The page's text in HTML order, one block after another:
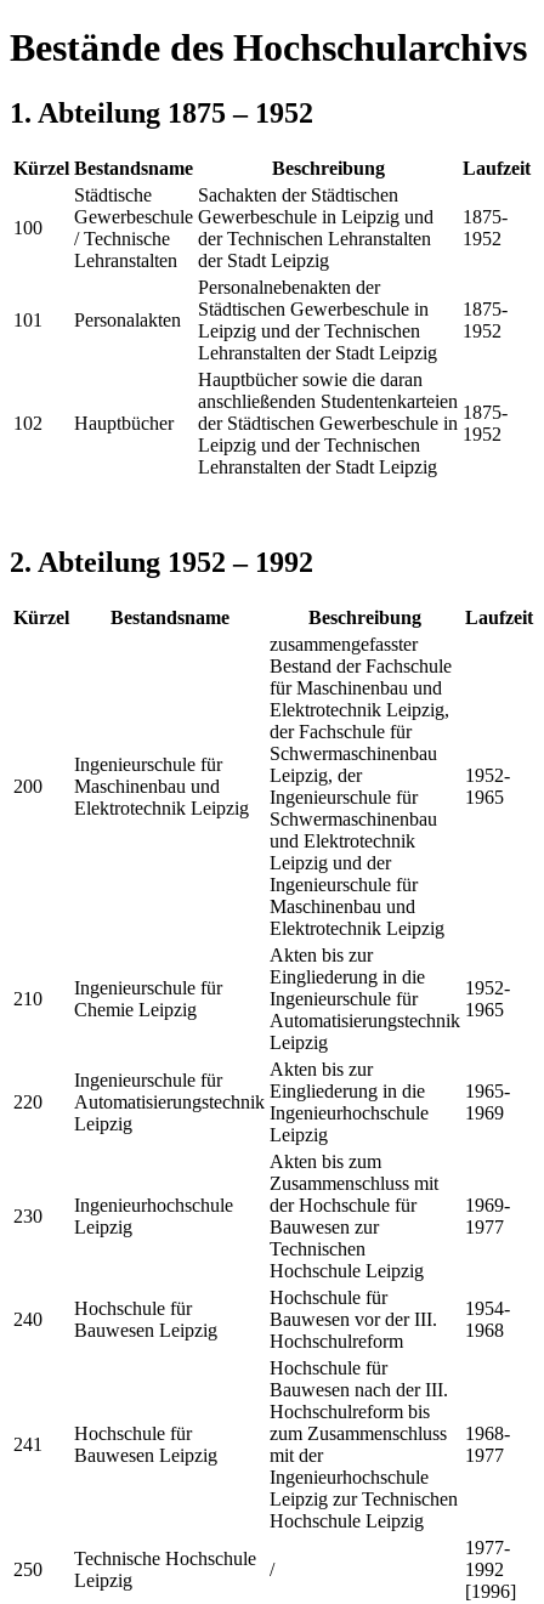
Bestände des Hochschularchivs
1. Abteilung 1875 – 1952
Kürzel Bestandsname Beschreibung Laufzeit
100
Städtische
Gewerbeschule
/ Technische
Lehranstalten
Sachakten der Städtischen
Gewerbeschule in Leipzig und
der Technischen Lehranstalten
der Stadt Leipzig
1875-
1952
101 Personalakten
Personalnebenakten der
Städtischen Gewerbeschule in
Leipzig und der Technischen
Lehranstalten der Stadt Leipzig
1875-
1952
102 Hauptbücher
Hauptbücher sowie die daran
anschließenden Studentenkarteien
der Städtischen Gewerbeschule in
Leipzig und der Technischen
Lehranstalten der Stadt Leipzig
1875-
1952
2. Abteilung 1952 – 1992
Kürzel Bestandsname Beschreibung Laufzeit
200
Ingenieurschule für
Maschinenbau und
Elektrotechnik Leipzig
zusammengefasster
Bestand der Fachschule
für Maschinenbau und
Elektrotechnik Leipzig,
der Fachschule für
Schwermaschinenbau
Leipzig, der
Ingenieurschule für
Schwermaschinenbau
und Elektrotechnik
Leipzig und der
Ingenieurschule für
Maschinenbau und
Elektrotechnik Leipzig
1952-
1965
210
Ingenieurschule für
Chemie Leipzig
Akten bis zur
Eingliederung in die
Ingenieurschule für
Automatisierungstechnik
Leipzig
1952-
1965
220
Ingenieurschule für
Automatisierungstechnik
Leipzig
Akten bis zur
Eingliederung in die
Ingenieurhochschule
Leipzig
1965-
1969
230
Ingenieurhochschule
Leipzig
Akten bis zum
Zusammenschluss mit
der Hochschule für
Bauwesen zur
Technischen
Hochschule Leipzig
1969-
1977
240
Hochschule für
Bauwesen Leipzig
Hochschule für
Bauwesen vor der III.
Hochschulreform
1954-
1968
241
Hochschule für
Bauwesen Leipzig
Hochschule für
Bauwesen nach der III.
Hochschulreform bis
zum Zusammenschluss
mit der
Ingenieurhochschule
Leipzig zur Technischen
Hochschule Leipzig
1968-
1977
250
Technische Hochschule
Leipzig
/
1977-
1992
[1996]